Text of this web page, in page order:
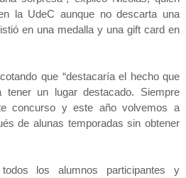
la UdeC aunque no descarta una
en una medalla y una gift card en
que “destacaría el hecho que
un lugar destacado. Siempre
concurso y este año volvemos a
de alunas temporadas sin obtener
los alumnos participantes y